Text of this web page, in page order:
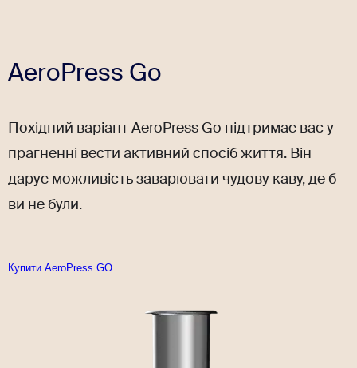
AeroPress Go
Похідний варіант AeroPress Go підтримає вас у
прагненні вести активний спосіб життя. Він
дарує можливість заварювати чудову каву, де б
ви не були.
Купити AeroPress GO